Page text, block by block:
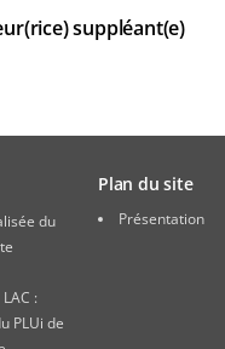
suppléant(e)
du
:
PLUi de
Plan du site
Présentation